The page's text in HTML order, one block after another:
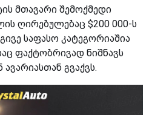
მთავარი შემოქმედი
ღირებულებაც $200 000-ს
საფასო კატეგორიაშია
ფაქტობრივად ნიშნავს
გვაქვს.